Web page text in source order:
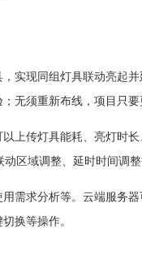
实现同组灯具联动亮起
无须重新布线，项目只
上传灯具能耗、亮灯时
区域调整、延时时间调整
需求分析等。云端服务
换等操作。